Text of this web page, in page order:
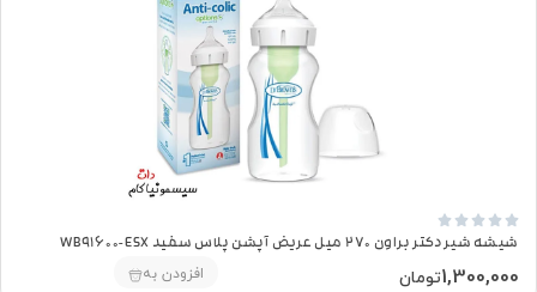





شیشه شیر دکتر براون 270 میل عریض آپشن پلاس سفید WB91600-ESX
1,300,000تومان افزودن به